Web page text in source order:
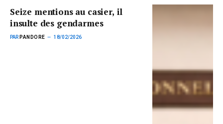
Seize mentions au casier, il
insulte des gendarmes
PAR PANDORE 18/02/2026